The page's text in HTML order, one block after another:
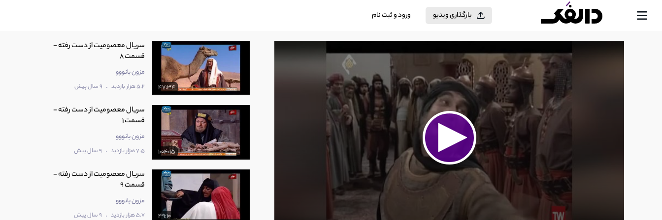
بارگذاری ویدیو ورود و ثبت نام
47:34
سریال معصومیت از دست رفته -
قسمت 8
مزون بانووو
5.2 هزار بازدید . 9 سال پیش
1:04:15
سریال معصومیت از دست رفته -
قسمت 1
مزون بانووو
7.5 هزار بازدید . 9 سال پیش
49:10
سریال معصومیت از دست رفته -
قسمت 9
مزون بانووو
5.7 هزار بازدید . 9 سال پیش